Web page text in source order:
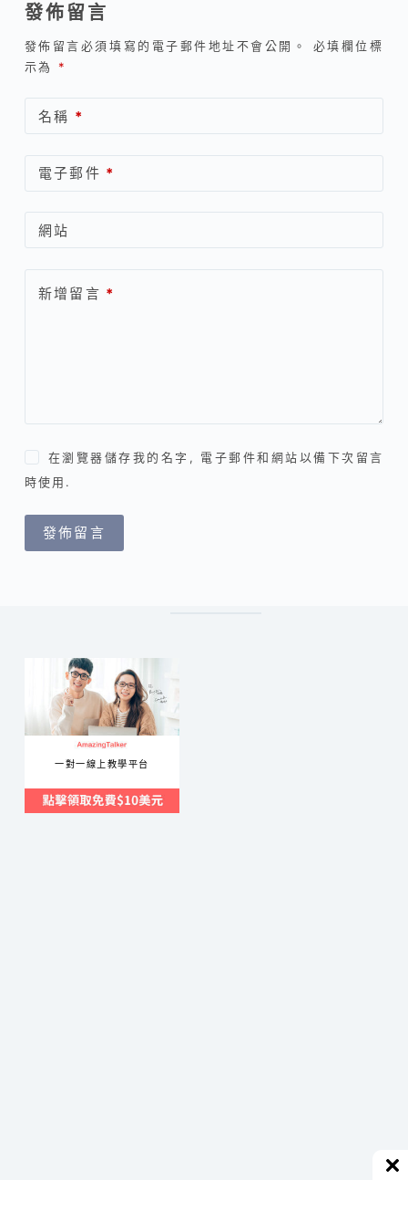
發佈留言
發佈留言必須填寫的電子郵件地址不會公開。
必填欄位標
示為 *
名稱 *
電子郵件 *
網站
新增留言 *
在瀏覽器儲存我的名字, 電子郵件和網站以備下次留言
時使用.
發佈留言
一對一線上教學平台